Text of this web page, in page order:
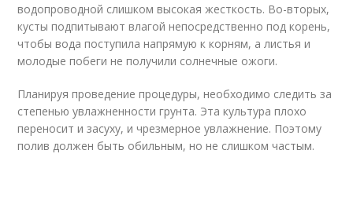
водопроводной слишком высокая жесткость. Во-вторых,
кусты подпитывают влагой непосредственно под корень,
чтобы вода поступила напрямую к корням, а листья и
молодые побеги не получили солнечные ожоги.
Планируя проведение процедуры, необходимо следить за
степенью увлажненности грунта. Эта культура плохо
переносит и засуху, и чрезмерное увлажнение. Поэтому
полив должен быть обильным, но не слишком частым.